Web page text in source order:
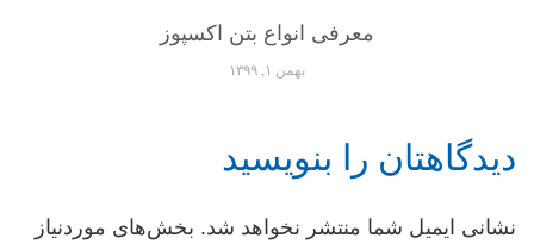
معرفی انواع بتن اکسپوز
بهمن ۱, ۱۳۹۹
دیدگاهتان را بنویسید
نشانی ایمیل شما منتشر نخواهد شد. بخش‌های موردنیاز